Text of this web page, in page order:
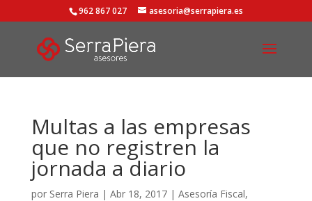
962 867 027 asesoria@serrapiera.es
Multas a las empresas
que no registren la
jornada a diario
por Serra Piera | Abr 18, 2017| Asesoría Fiscal,